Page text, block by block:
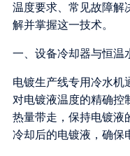
温度要求、常见故障解
解并掌握这一技术。
一、设备冷却器与恒温
电镀生产线专用冷水机
对电镀液温度的精确控
热量带走，保持电镀液
冷却后的电镀液，确保